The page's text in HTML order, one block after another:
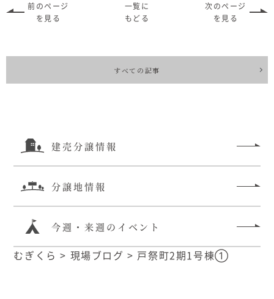
前のページ
を見る
一覧に
もどる
次のページ
を見る
すべての記事
建売分譲情報
分譲地情報
今週・来週のイベント
むぎくら > 現場ブログ > 戸祭町2期1号棟①